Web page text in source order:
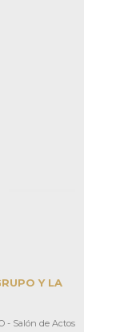
Y LA
- Salón de Actos